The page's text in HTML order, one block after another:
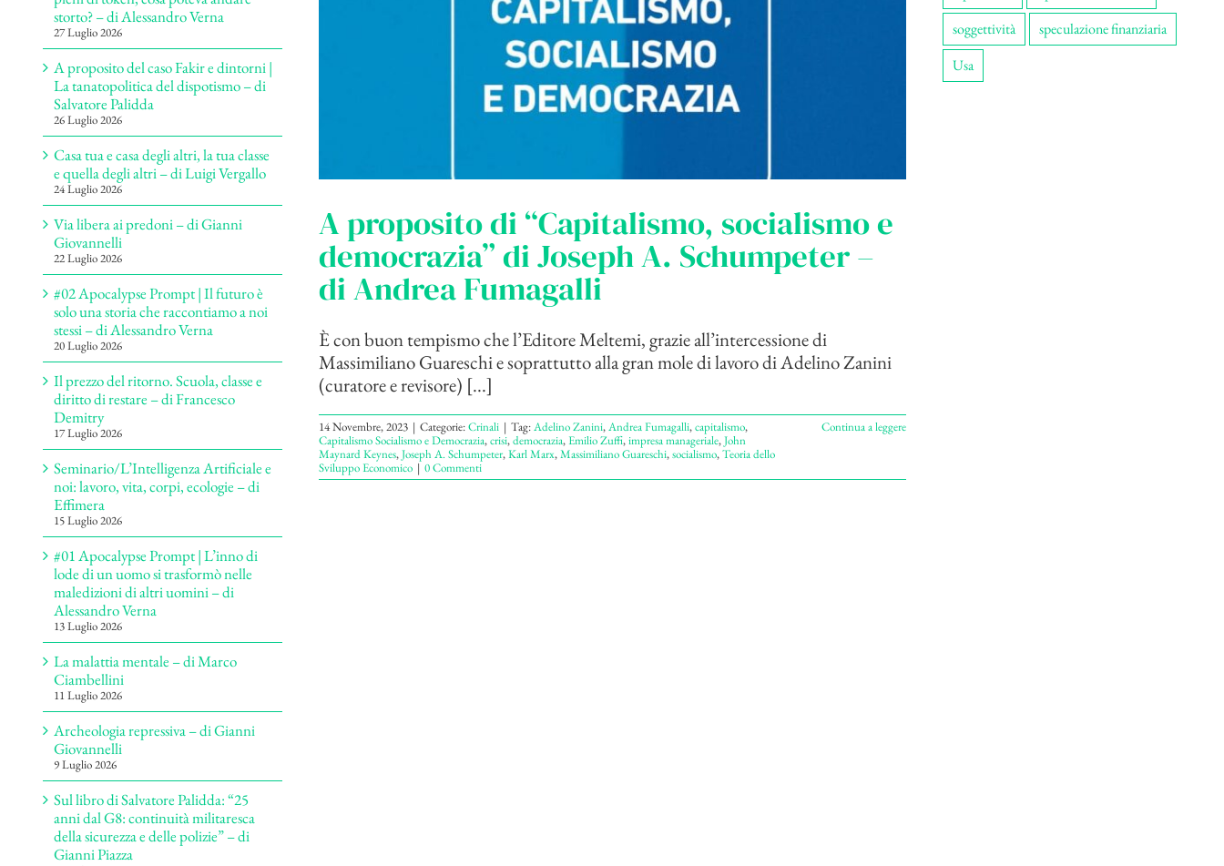
A proposito di “Capitalismo, socialismo e
democrazia” di Joseph A. Schumpeter –
di Andrea Fumagalli
È con buon tempismo che l’Editore Meltemi, grazie all’intercessione di
Massimiliano Guareschi e soprattutto alla gran mole di lavoro di Adelino Zanini
(curatore e revisore) [...]
14 Novembre, 2023 | Categorie:Crinali | Tag:Adelino Zanini,Andrea Fumagalli,capitalismo,
Capitalismo Socialismo e Democrazia,crisi,democrazia,Emilio Zuffi,impresa manageriale,John
Maynard Keynes,Joseph A. Schumpeter,Karl Marx,Massimiliano Guareschi,socialismo,Teoria dello
Sviluppo Economico | 0 Commenti
Continua a leggere
storto? – di Alessandro Verna
27 Luglio 2026
A proposito del caso Fakir e dintorni |
La tanatopolitica del dispotismo – di
Salvatore Palidda
26 Luglio 2026
Casa tua e casa degli altri, la tua classe
e quella degli altri – di Luigi Vergallo
24 Luglio 2026
Via libera ai predoni – di Gianni
Giovannelli
22 Luglio 2026
#02 Apocalypse Prompt | Il futuro è
solo una storia che raccontiamo a noi
stessi – di Alessandro Verna
20 Luglio 2026
Il prezzo del ritorno. Scuola, classe e
diritto di restare – di Francesco
Demitry
17 Luglio 2026
Seminario/L’Intelligenza Artificiale e
noi: lavoro, vita, corpi, ecologie – di
Effimera
15 Luglio 2026
#01 Apocalypse Prompt | L’inno di
lode di un uomo si trasformò nelle
maledizioni di altri uomini – di
Alessandro Verna
13 Luglio 2026
La malattia mentale – di Marco
Ciambellini
11 Luglio 2026
Archeologia repressiva – di Gianni
Giovannelli
9 Luglio 2026
Sul libro di Salvatore Palidda: “25
anni dal G8: continuità militaresca
della sicurezza e delle polizie” – di
Gianni Piazza
soggettività
speculazione finanziaria
Usa